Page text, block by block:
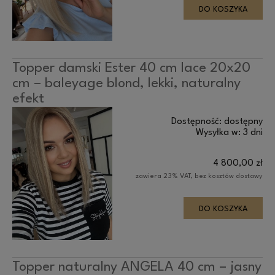
DO KOSZYKA
Topper damski Ester 40 cm lace 20x20
cm – baleyage blond, lekki, naturalny
efekt
Dostępność: dostępny
Wysyłka w: 3 dni
4 800,00 zł
zawiera 23% VAT, bez kosztów dostawy
DO KOSZYKA
Topper naturalny ANGELA 40 cm – jasny